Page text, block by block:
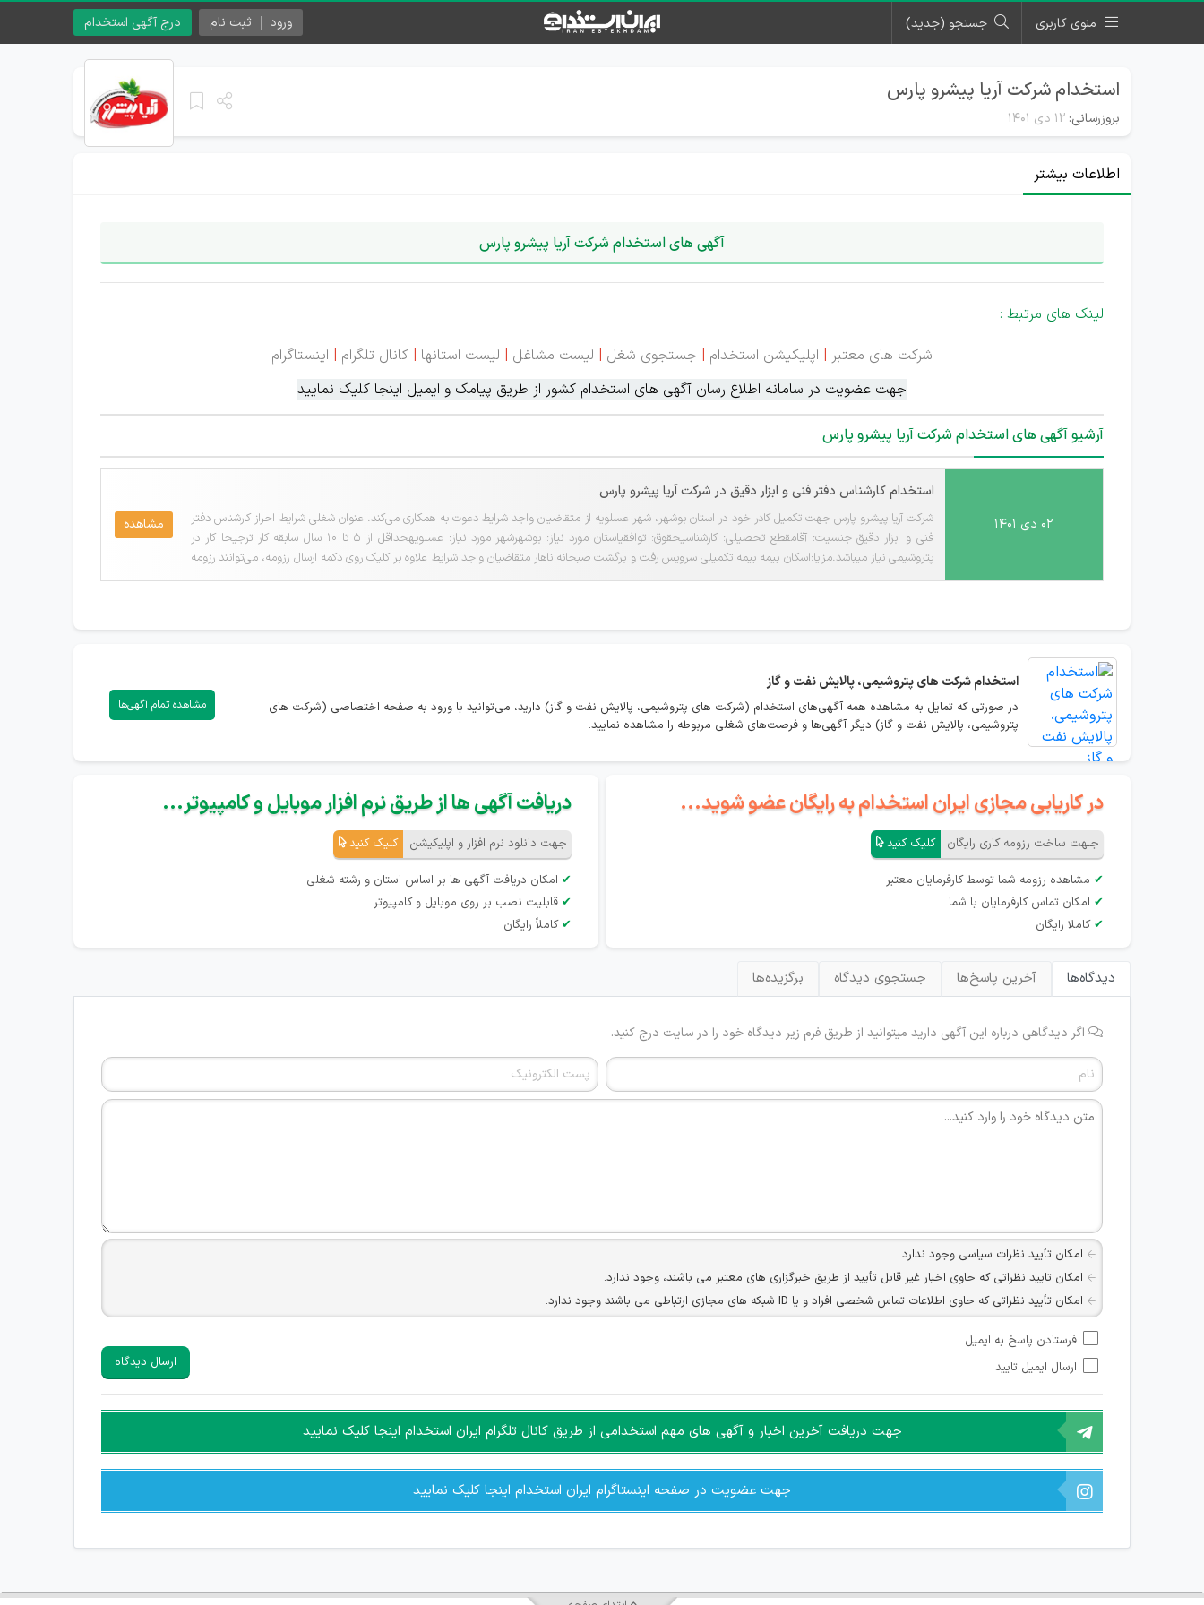
منوی کاربری جستجو (جدید) درج آگهی استخدام ورود ثبت نام
استخدام شرکت آریا پیشرو پارس
بروزرسانی: ۱۲ دی ۱۴۰۱
اطلاعات بیشتر
آگهی های استخدام شرکت آریا پیشرو پارس
لینک های مرتبط :
شرکت های معتبر | اپلیکیشن استخدام | جستجوی شغل | لیست مشاغل | لیست استانها | کانال تلگرام | اینستاگرام
جهت عضویت در سامانه اطلاع رسان آگهی های استخدام کشور از طریق پیامک و ایمیل اینجا کلیک نمایید
آرشیو آگهی های استخدام شرکت آریا پیشرو پارس
۰۲ دی ۱۴۰۱
استخدام کارشناس دفتر فنی و ابزار دقیق در شرکت آریا پیشرو پارس
شرکت آریا پیشرو پارس جهت تکمیل کادر خود در استان بوشهر، شهر عسلویه از متقاضیان واجد شرایط دعوت به همکاری می‌کند. عنوان شغلی شرایط احراز کارشناس دفتر
فنی و ابزار دقیق جنسیت: آقامقطع تحصیلی: کارشناسیحقوق: توافقیاستان مورد نیاز: بوشهرشهر مورد نیاز: عسلویهحداقل از 5 تا 10 سال سابقه کار ترجیحا کار در
پتروشیمی نیاز میباشد.مزایا:اسکان بیمه بیمه تکمیلی سرویس رفت و برگشت صبحانه ناهار متقاضیان واجد شرایط علاوه بر کلیک روی دکمه ارسال رزومه، می‌توانند رزومه
خود را به ایمیل یا تلگرام یا واتس‌اپ زیر ارسال ن...
مشاهده
استخدامشرکت های پتروشیمی، پالایش نفت و گاز
در صورتی که تمایل به مشاهده همه آگهی‌های استخدام (شرکت های پتروشیمی، پالایش نفت و گاز) دارید، می‌توانید با ورود به صفحه اختصاصی (شرکت های
پتروشیمی، پالایش نفت و گاز) دیگر آگهی‌ها و فرصت‌های شغلی مربوطه را مشاهده نمایید.
مشاهده تمام آگهی‌ها
در کاریابی مجازی ایران استخدام به رایگان عضو شوید...
جـهت ساخت رزومه کاری رایگان کلیک کنید
✔ مشاهده رزومه شما توسط کارفرمایان معتبر
✔ امکان تماس کارفرمایان با شما
✔ کاملا رایگان
دریافت آگهی ها از طریق نرم افزار موبایل و کامپیوتر...
جهت دانلود نرم افزار و اپلیکیشن کلیک کنید
✔ امکان دریافت آگهی ها بر اساس استان و رشته شغلی
✔ قابلیت نصب بر روی موبایل و کامپیوتر
✔ کاملاً رایگان
دیدگاه‌ها آخرین پاسخ‌ها جستجوی دیدگاه برگزیده‌ها
اگر دیدگاهی درباره این آگهی دارید میتوانید از طریق فرم زیر دیدگاه خود را در سایت درج کنید.
امکان تأیید نظرات سیاسی وجود ندارد.
امکان تایید نظراتی که حاوی اخبار غیر قابل تأیید از طریق خبرگزاری های معتبر می باشند، وجود ندارد.
امکان تأیید نظراتی که حاوی اطلاعات تماس شخصی افراد و یا ID شبکه های مجازی ارتباطی می باشند وجود ندارد.
هرگونه تحریک، تحقیر و کنایه به سایر افراد (مسئول و غیر مسئول) غیر مجاز می باشد.
امکان هماهنگی برای هرگونه ملاقات حضوری چه به صورت دسته جمعی و چه فردی توسط کاربران سایت وجود ندارد.
فرستادن پاسخ به ایمیل
ارسال ایمیل تایید
ارسال دیدگاه
جهت دریافت آخرین اخبار و آگهی های مهم استخدامی از طریق کانال تلگرام ایران استخدام اینجا کلیک نمایید
جهت عضویت در صفحه اینستاگرام ایران استخدام اینجا کلیک نمایید